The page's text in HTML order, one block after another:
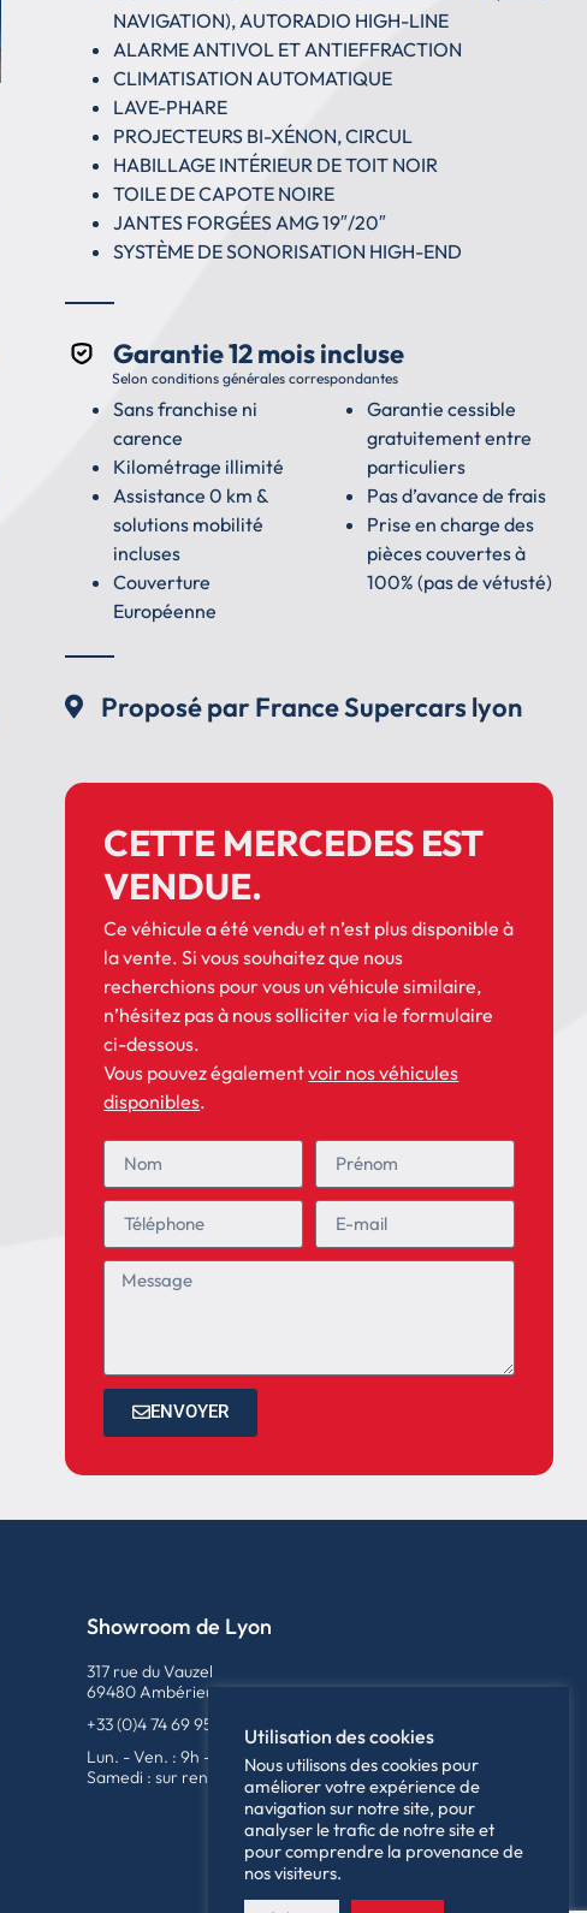
NAVIGATION), AUTORADIO HIGH-LINE
ALARME ANTIVOL ET ANTIEFFRACTION
CLIMATISATION AUTOMATIQUE
LAVE-PHARE
PROJECTEURS BI-XÉNON, CIRCUL
HABILLAGE INTÉRIEUR DE TOIT NOIR
TOILE DE CAPOTE NOIRE
JANTES FORGÉES AMG 19″/20″
SYSTÈME DE SONORISATION HIGH-END
Garantie 12 mois incluse
Selon conditions générales correspondantes
Sans franchise ni
carence
Kilométrage illimité
Assistance 0 km &
solutions mobilité
incluses
Couverture
Européenne
Garantie cessible
gratuitement entre
particuliers
Pas d’avance de frais
Prise en charge des
pièces couvertes à
100% (pas de vétusté)
Proposé par France Supercars lyon
CETTE MERCEDES EST
VENDUE.
Ce véhicule a été vendu et n’est plus disponible à
la vente. Si vous souhaitez que nous
recherchions pour vous un véhicule similaire,
n’hésitez pas à nous solliciter via le formulaire
ci-dessous.
Vous pouvez égalementvoir nos véhicules
disponibles.
ENVOYER
Showroom de Lyon
317 rue du Vauzel
69480 Ambérieux
+33 (0)4 74 69 95 79
Lun. - Ven. : 9h - 12h / 14h - 18h
Samedi : sur rendez-vous
Utilisation des cookies
Nous utilisons des cookies pour
améliorer votre expérience de
navigation sur notre site, pour
analyser le trafic de notre site et
pour comprendre la provenance de
nos visiteurs.